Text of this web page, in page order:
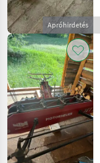
Apróhirdetés